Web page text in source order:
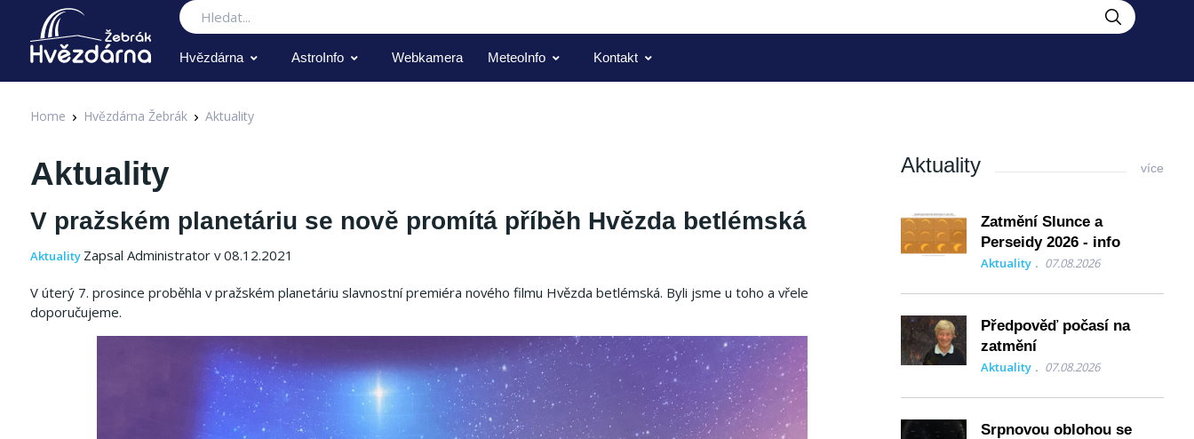
Hledat
Hvězdárna AstroInfo Webkamera MeteoInfo Kontakt
Home Hvězdárna Žebrák Aktuality
Aktuality
V pražském planetáriu se nově promítá příběh Hvězda betlémská
Aktuality Zapsal Administrator v 08.12.2021
V úterý 7. prosince proběhla v pražském planetáriu slavnostní premiéra nového filmu Hvězda betlémská. Byli jsme u toho a vřele
doporučujeme.
Aktuality více
Zatmění Slunce a
Perseidy 2026 - info
Aktuality 07.08.2026
Předpověď počasí na
zatmění
Aktuality 07.08.2026
Srpnovou oblohou se